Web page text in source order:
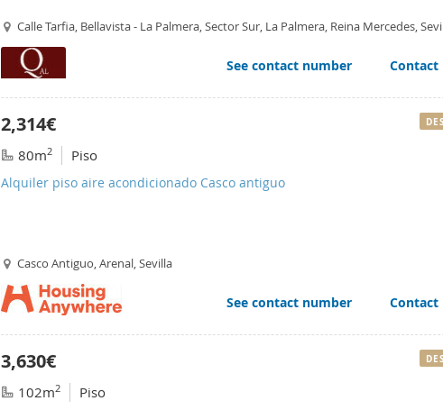
Calle Tarfia, Bellavista - La Palmera, Sector Sur, La Palmera, Reina Mercedes,
See contact number Contact
2,314€
80m2 Piso
Alquiler piso aire acondicionado Casco antiguo
Casco Antiguo, Arenal, Sevilla
See contact number Contact
3,630€
102m2 Piso